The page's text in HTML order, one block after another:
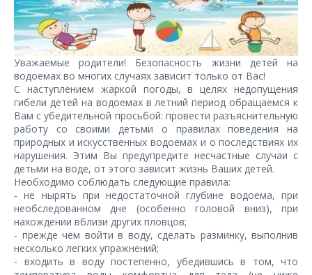
Уважаемые родители! Безопасность жизни детей на
водоемах во многих случаях зависит только от Вас!
С наступлением жаркой погоды, в целях недопущения
гибели детей на водоемах в летний период обращаемся к
Вам с убедительной просьбой: провести разъяснительную
работу со своими детьми о правилах поведения на
природных и искусственных водоемах и о последствиях их
нарушения. Этим Вы предупредите несчастные случаи с
детьми на воде, от этого зависит жизнь Ваших детей.
Необходимо соблюдать следующие правила:
- не нырять при недостаточной глубине водоема, при
необследованном дне (особенно головой вниз), при
нахождении вблизи других пловцов;
- прежде чем войти в воду, сделать разминку, выполнив
несколько легких упражнений;
- входить в воду постепенно, убедившись в том, что